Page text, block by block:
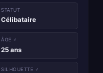
STATUT
Célibataire
ÂGE ♂
25 ans
SILHOUETTE ♂